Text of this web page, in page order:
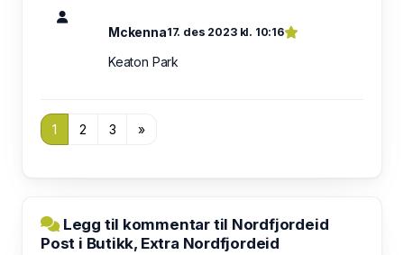
Mckenna17. des 2023 kl. 10:16
Keaton Park
1 2 3 »
Legg til kommentar til Nordfjordeid
Post i Butikk, Extra Nordfjordeid